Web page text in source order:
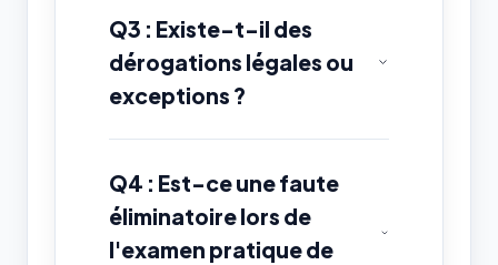
Q3 : Existe-t-il des
dérogations légales ou
exceptions ?
Q4 : Est-ce une faute
éliminatoire lors de
l'examen pratique de